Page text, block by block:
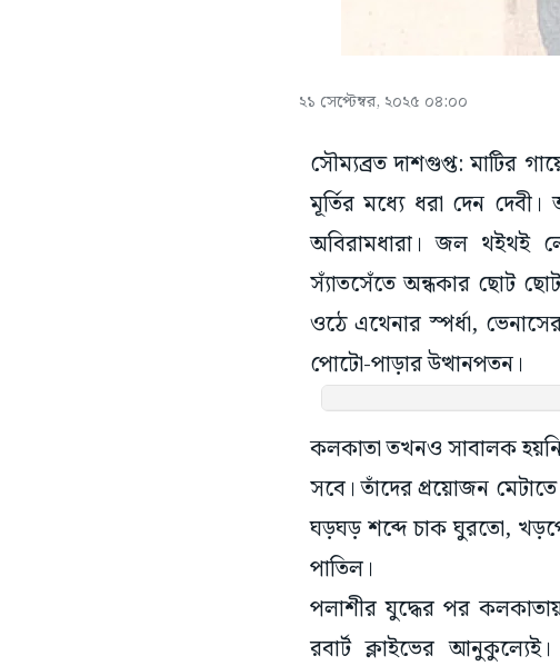
২১ সেপ্টেম্বর, ২০২৫ ০৪:০০
সৌম্যব্রত দাশগুপ্ত: মাটির
মূর্তির মধ্যে ধরা দেন
অবিরামধারা। জল থইথই
স্যাঁতসেঁতে অন্ধকার ছোট
ওঠে এথেনার স্পর্ধা,
পোটো-পাড়ার উত্থানপতন।
কলকাতা তখনও সাবালক
সবে। তাঁদের প্রয়োজন
ঘড়ঘড় শব্দে চাক ঘুরতো,
পাতিল।
পলাশীর যুদ্ধের পর কলকাতায়
রবার্ট ক্লাইভের
দুর্গাপুজো। তারপর একে